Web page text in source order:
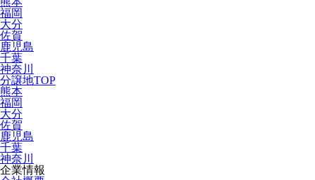
福岡
大分
佐賀
鹿児島
千葉
神奈川
分譲地TOP
熊本
福岡
大分
佐賀
鹿児島
千葉
神奈川
企業情報